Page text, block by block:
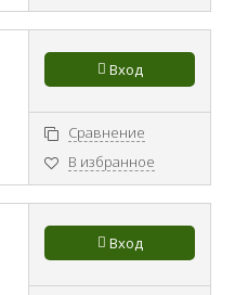
Вход
Сравнение
В избранное
Вход